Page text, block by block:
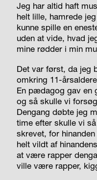
Jeg har altid haft
helt lille, hamrede
kunne spille en
uden at vide, hvad
mine rødder i min
Det var først, da jeg
omkring 11-
En pædagog gav en
og så skulle vi
Dengang døbte jeg
time efter skulle vi
skrevet, for
helt vildt af
at være rapper
ville være rapper,